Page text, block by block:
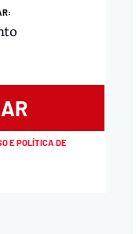
E POLÍTICA DE